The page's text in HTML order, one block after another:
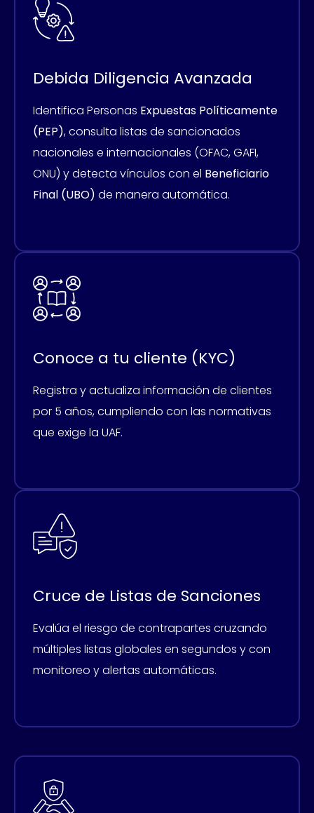
Debida Diligencia Avanzada
Identifica Personas Expuestas Políticamente
(PEP), consulta listas de sancionados
nacionales e internacionales (OFAC, GAFI,
ONU) y detecta vínculos con el Beneficiario
Final (UBO) de manera automática.
Conoce a tu cliente (KYC)
Registra y actualiza información de clientes
por 5 años, cumpliendo con las normativas
que exige la UAF.
Cruce de Listas de Sanciones
Evalúa el riesgo de contrapartes cruzando
múltiples listas globales en segundos y con
monitoreo y alertas automáticas.